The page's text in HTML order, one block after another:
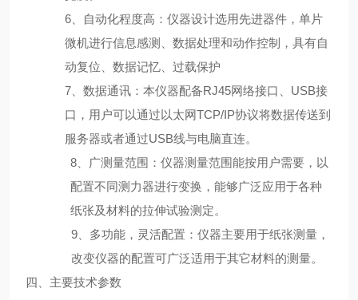
6 、自动化程度高：仪器设计选用先进器件，单片
微机进行信息感测、数据处理和动作控制，具有自
动复位、数据记忆、过载保护
7 、数据通讯：本仪器配备RJ45网络接口、 USB接
口，用户可以通过以太网TCP/IP协议将数据传送到
服务器或者通过USB线与电脑直连。
8 、广测量范围：仪器测量范围能按用户需要，以
配置不同测力器进行变换，能够广泛应用于各种
纸张及材料的拉伸试验测定。
9 、多功能，灵活配置：仪器主要用于纸张测量，
改变仪器的配置可广泛适用于其它材料的测量。
四、主要技术参数